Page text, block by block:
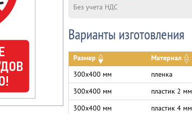
Без учета НДС
Варианты изготовления
Размер Материал
300х400 мм
пленка
300х400 мм пластик 2 мм
300х400 мм пластик 4 мм